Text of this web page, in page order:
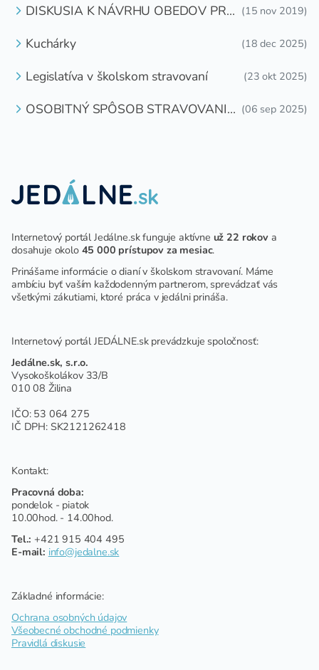
DISKUSIA K NÁVRHU OBEDOV PRE
(15 nov 2019)
Kuchárky (18 dec 2025)
Legislatíva v školskom stravovaní (23 okt 2025)
OSOBITNÝ SPÔSOB STRAVOVANIA (06 sep 2025)
Internetový portál Jedálne.sk funguje aktívne už 22 rokova
dosahuje okolo 45 000 prístupov za mesiac.
Prinášame informácie o dianí v školskom stravovaní. Máme
ambíciu byť vaším každodenným partnerom, sprevádzať vás
všetkými zákutiami, ktoré práca v jedálni prináša.
Internetový portál JEDÁLNE.sk prevádzkuje spoločnosť:
Jedálne.sk, s.r.o.
Vysokoškolákov 33/B
010 08 Žilina
IČO: 53 064 275
IČ DPH: SK2121262418
Kontakt:
Pracovná doba:
pondelok - piatok
10.00hod. - 14.00hod.
Tel.: +421 915 404 495
E-mail: info@jedalne.sk
Základné informácie:
Ochrana osobných údajov
Všeobecné obchodné podmienky
Pravidlá diskusie